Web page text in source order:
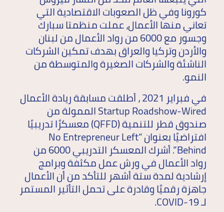
كورونا وفي ظل الصعوبات الاقتصادية التي
تعاني منها الأعمال، عملت منظمتا سبارك
وجسور مع 6000 من رواد الأعمال من لبنان
والأردن وتركيا والعراق بهدف تمكين الشركات
الناشئة والشركات الصغيرة والمتوسطة من
النمو.
في فبراير 2021 ، أطلقت مسابقة ريادة الأعمال
Startup Roadshow-Wired الممولة من
صندوق قطر للتنمية (QFFD) معسكرًا تدريبيًا
افتراضيًا بعنوان “No Entrepreneur Left
Behind”. أشرك المعسكر التدريبي 6000 من
رواد الأعمال في ورش عمل مكثفة وبرامج
إرشادية لمدة ستة أشهر للتأكد من أن الأعمال
جاهزة رقميًا وقادرة على تحمل التأثير المستمر
لـ COVID-19.